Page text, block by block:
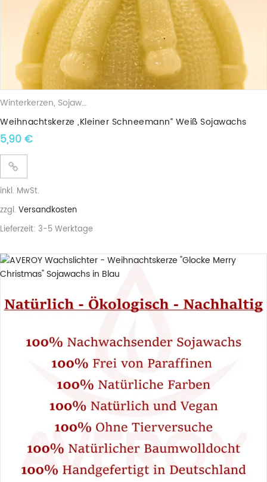
Winterkerzen, Sojawachskerzen
Weihnachtskerze „Kleiner Schneemann“ Weiß Sojawachs
5,90€
inkl. MwSt.
zzgl. Versandkosten
Lieferzeit: 3-5 Werktage